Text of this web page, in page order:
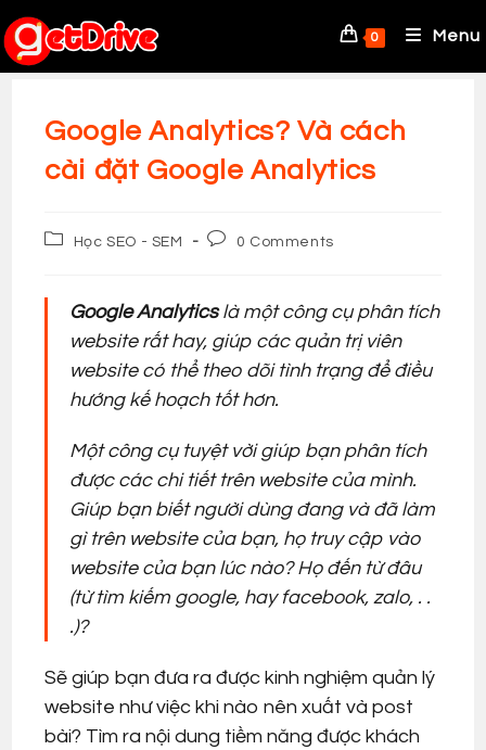
to
content
0 Menu
Google Analytics? Và cách
cài đặt Google Analytics
PostHọc SEO - SEM
Post0 Comments
Google Analyticslà một công cụ phân tích
website rất hay, giúp các quản trị viên
website có thể theo dõi tình trạng để điều
hướng kế hoạch tốt hơn.
Một công cụ tuyệt vời giúp bạn phân tích
được các chi tiết trên website của mình.
Giúp bạn biết người dùng đang và đã làm
gì trên website của bạn, họ truy cập vào
website của bạn lúc nào? Họ đến từ đâu
(từ tìm kiếm google, hay facebook, zalo, . .
.)?
Sẽ giúp bạn đưa ra được kinh nghiệm quản lý
website như việc khi nào nên xuất và post
bài? Tìm ra nội dung tiềm năng được khách